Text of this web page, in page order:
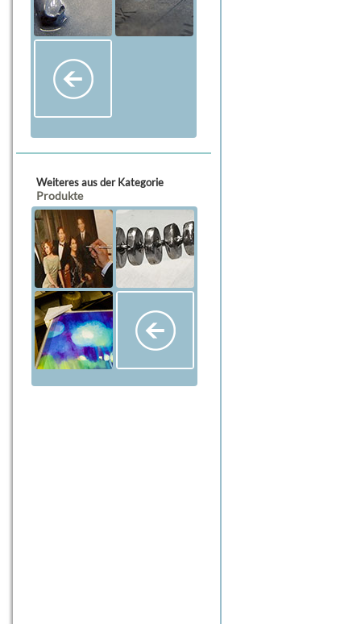
Weiteres aus der Kategorie
Produkte